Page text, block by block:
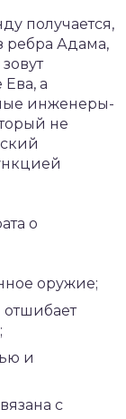
получается,
ребра Адама,
а
инженеры-
не
о
оружие;
отшибает
и
с